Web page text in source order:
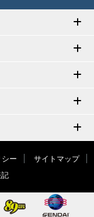
ー
サイトマップ